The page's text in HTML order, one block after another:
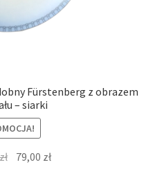
Fürstenberg z obrazem
– siarki
Pierwotna
79,00 złAktualna